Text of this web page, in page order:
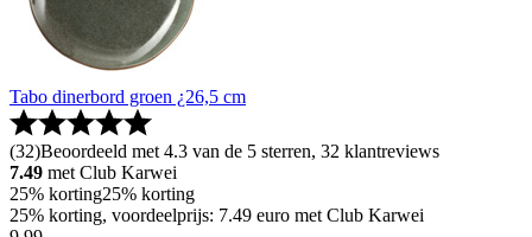
Tabo dinerbord groen ¿26,5 cm
(32)Beoordeeld met 4.3 van de 5 sterren, 32 klantreviews
7.49 met Club Karwei
25% korting25% korting
25% korting, voordeelprijs: 7.49 euro met Club Karwei